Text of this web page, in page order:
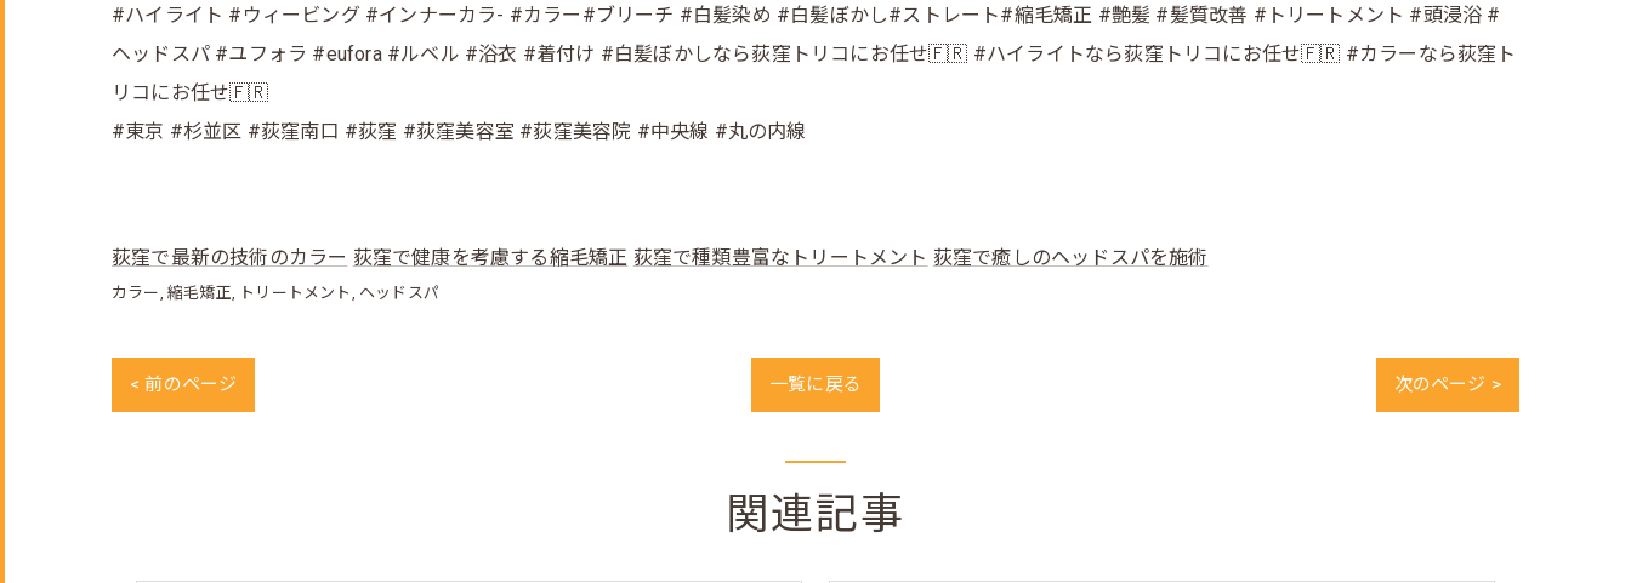
#ハイライト #ウィービング #インナーカラ- #カラー#ブリーチ #白髪染め #白髪ぼかし#ストレート#縮毛矯正 #艶髪 #髪質改善 #トリートメント #頭浸浴 #
ヘッドスパ #ユフォラ #eufora #ルベル #浴衣 #着付け #白髪ぼかしなら荻窪トリコにお任せ🇫🇷 #ハイライトなら荻窪トリコにお任せ🇫🇷 #カラーなら荻窪ト
リコにお任せ🇫🇷
#東京 #杉並区 #荻窪南口 #荻窪 #荻窪美容室 #荻窪美容院 #中央線 #丸の内線
荻窪で最新の技術のカラー 荻窪で健康を考慮する縮毛矯正 荻窪で種類豊富なトリートメント 荻窪で癒しのヘッドスパを施術
カラー 縮毛矯正 トリートメント ヘッドスパ
< 前のページ 一覧に戻る 次のページ >
関連記事